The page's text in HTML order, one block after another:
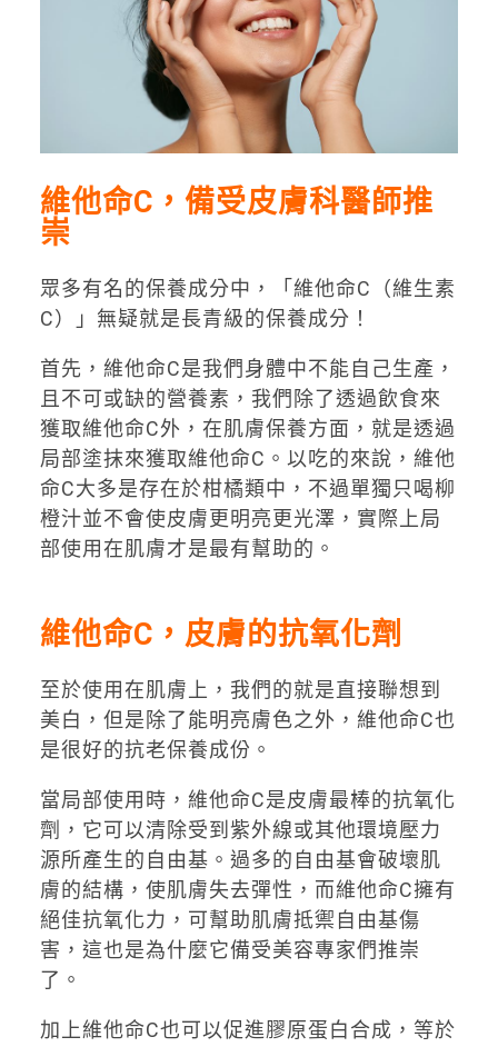
維他命C，備受皮膚科醫師推
崇
眾多有名的保養成分中，「維他命C（維生素
C）」無疑就是長青級的保養成分！
首先，維他命C是我們身體中不能自己生產，
且不可或缺的營養素，我們除了透過飲食來
獲取維他命C外，在肌膚保養方面，就是透過
局部塗抹來獲取維他命C。以吃的來說，維他
命C大多是存在於柑橘類中，不過單獨只喝柳
橙汁並不會使皮膚更明亮更光澤，實際上局
部使用在肌膚才是最有幫助的。
維他命C，皮膚的抗氧化劑
至於使用在肌膚上，我們的就是直接聯想到
美白，但是除了能明亮膚色之外，維他命C也
是很好的抗老保養成份。
當局部使用時，維他命C是皮膚最棒的抗氧化
劑，它可以清除受到紫外線或其他環境壓力
源所產生的自由基。過多的自由基會破壞肌
膚的結構，使肌膚失去彈性，而維他命C擁有
絕佳抗氧化力，可幫助肌膚抵禦自由基傷
害，這也是為什麼它備受美容專家們推崇
了。
加上維他命C也可以促進膠原蛋白合成，等於